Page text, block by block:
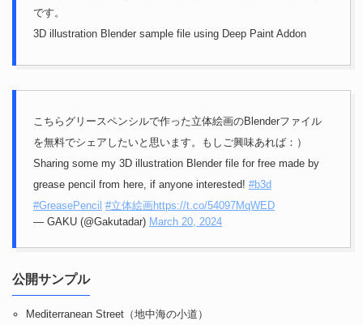
です。
3D illustration Blender sample file using Deep Paint Addon
こちらグリースペンシルで作った立体絵画のBlenderファイル
を無料でシェアしたいと思います。もしご興味あれば：）
Sharing some my 3D illustration Blender file for free made by
grease pencil from here, if anyone interested! #b3d
#GreasePencil #立体絵画https://t.co/54097MqWED
— GAKU (@Gakutadar) March 20, 2024
公開サンプル
Mediterranean Street（地中海の小道）